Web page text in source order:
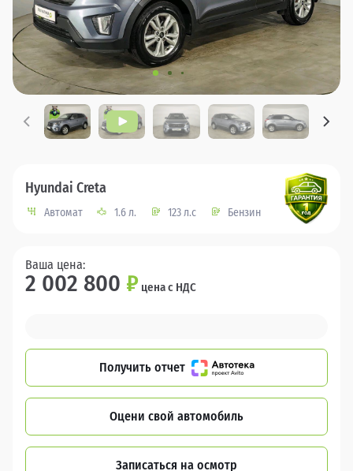
Hyundai Creta
Автомат 1.6 л. 123 л.с Бензин
Ваша цена:
2 002 800 ₽ цена с НДС
Получить отчет
Оцени свой автомобиль
Записаться на осмотр